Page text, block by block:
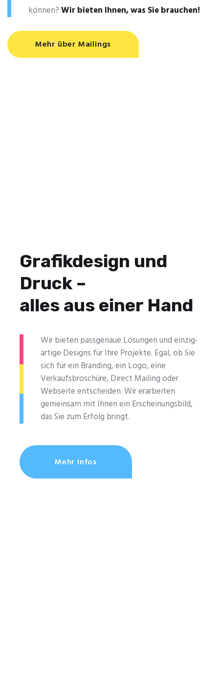
können?Wir bieten Ihnen, was Sie brauchen!
Mehr über Mailings
Grafikdesign und
Druck –
alles aus einer Hand
Wir bieten passgenaue Lösungen und einzig­
artige Designs für Ihre Projekte. Egal, ob Sie
sich für ein Branding, ein Logo, eine
Verkaufsbroschüre, Direct Mailing oder
Webseite entscheiden. Wir erarbeiten
gemeinsam mit Ihnen ein Erscheinungsbild,
das Sie zum Erfolg bringt.
Mehr Infos